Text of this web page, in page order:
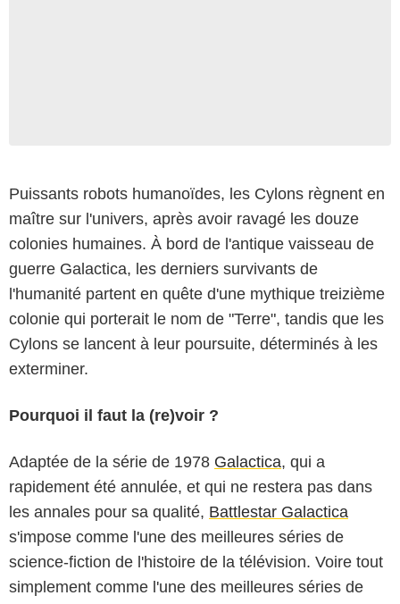
Puissants robots humanoïdes, les Cylons règnent en
maître sur l'univers, après avoir ravagé les douze
colonies humaines. À bord de l'antique vaisseau de
guerre Galactica, les derniers survivants de
l'humanité partent en quête d'une mythique treizième
colonie qui porterait le nom de "Terre", tandis que les
Cylons se lancent à leur poursuite, déterminés à les
exterminer.
Pourquoi il faut la (re)voir ?
Adaptée de la série de 1978 Galactica, qui a
rapidement été annulée, et qui ne restera pas dans
les annales pour sa qualité, Battlestar Galactica
s'impose comme l'une des meilleures séries de
science-fiction de l'histoire de la télévision. Voire tout
simplement comme l'une des meilleures séries de